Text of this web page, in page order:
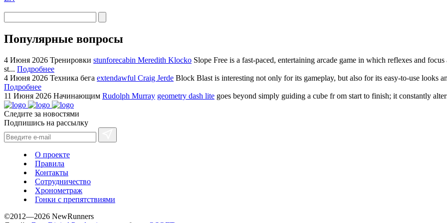
Популярные вопросы
4 Июня 2026 Тренировки stunforecabin Meredith Klocko Slope Free is a fast-paced, entertaining arcade game in which reflexes and
st... Подробнее
4 Июня 2026 Техника бега extendawful Craig Jerde Block Blast is interesting not only for its gameplay, but also for its easy-to-use looks
Подробнее
11 Июня 2026 Начинающим Rudolph Murray geometry dash lite goes beyond simply guiding a cube fr om start to finish; it constantly
Следите за новостями
Подпишись на рассылку
О проекте
Правила
Контакты
Сотрудничество
Хронометраж
Гонки с препятствиями
©2012—2026 NewRunners